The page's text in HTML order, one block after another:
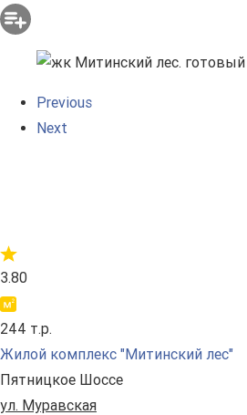
Previous
Next
3.80
244 т.р.
Жилой комплекс "Митинский лес"
Пятницкое Шоссе
ул. Муравская